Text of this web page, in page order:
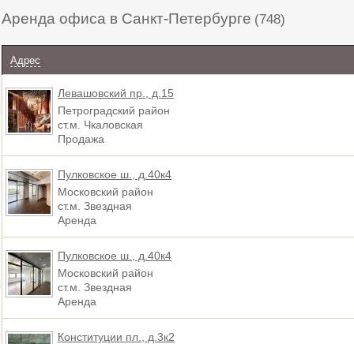
Аренда офиса в Санкт-Петербурге (748)
Адрес
Левашовский пр., д.15
Петроградский район
ст.м. Чкаловская
Продажа
Пулковское ш., д.40к4
Московский район
ст.м. Звездная
Аренда
Пулковское ш., д.40к4
Московский район
ст.м. Звездная
Аренда
Конституции пл., д.3к2